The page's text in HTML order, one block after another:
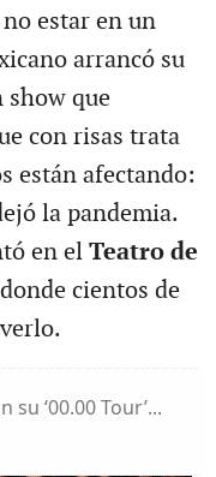
estar en un
arrancó su
show que
con risas trata
están afectando:
la pandemia.
en el Teatro de
cientos de
‘00.00 Tour’...